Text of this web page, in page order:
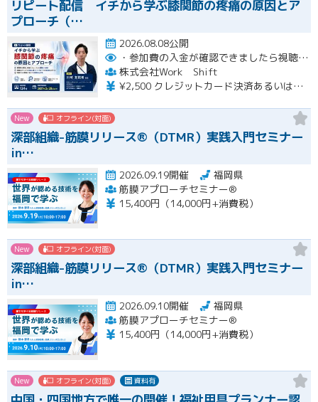
リピート配信 イチから学ぶ膝関節の疼痛の原因とア
プローチ（…
2026.08.08公開
・参加費の入金が確認できましたら視聴用URLとパスワードおよび資料をお申込みいただきましたメールアドレスに送付します。
株式会社Work Shift
¥2,500 クレジットカード決済あるいは銀行振込となります。
New オフライン(対面)
深部組織-筋膜リリース®（DTMR）実践入門セミナー
in…
2026.09.19開催
福岡県
筋膜アプローチセミナー®
15,400円（14,000円+消費税）
New オフライン(対面)
深部組織-筋膜リリース®（DTMR）実践入門セミナー
in…
2026.09.10開催
福岡県
筋膜アプローチセミナー®
15,400円（14,000円+消費税）
New オフライン(対面) 資料有